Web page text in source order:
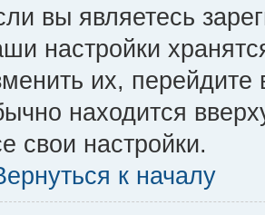
вы являетесь
настройки
их, перейдите
находится
свои настройки.
к началу